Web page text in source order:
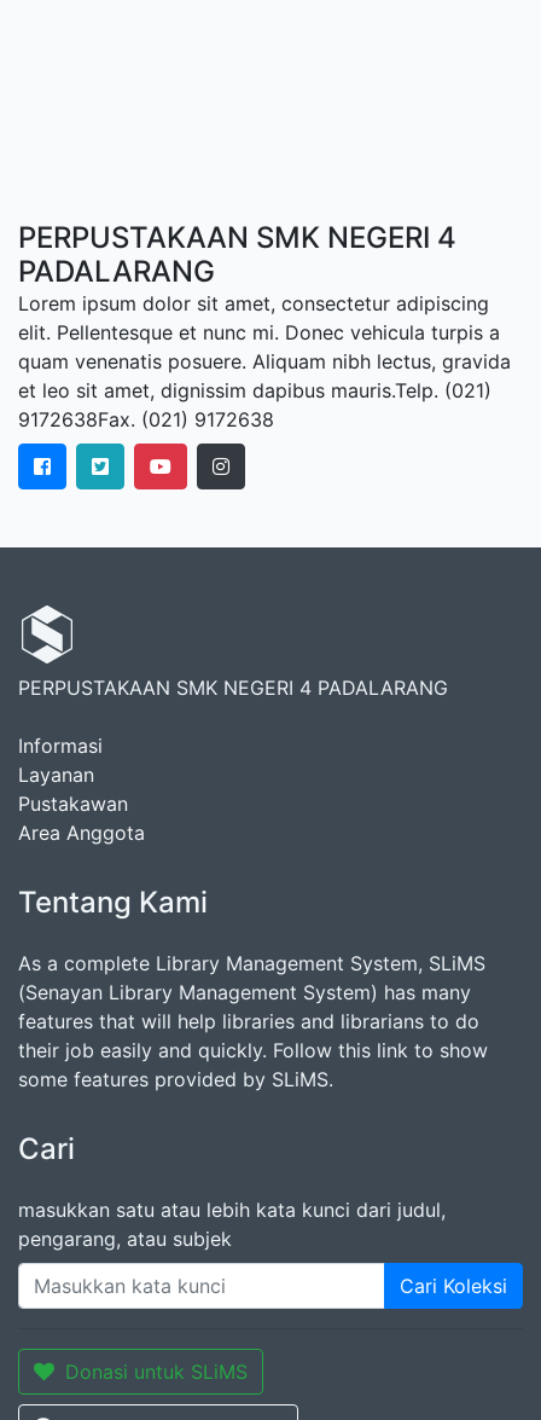
PERPUSTAKAAN SMK NEGERI 4
PADALARANG
Lorem ipsum dolor sit amet, consectetur adipiscing
elit. Pellentesque et nunc mi. Donec vehicula turpis a
quam venenatis posuere. Aliquam nibh lectus, gravida
et leo sit amet, dignissim dapibus mauris.Telp. (021)
9172638Fax. (021) 9172638
PERPUSTAKAAN SMK NEGERI 4 PADALARANG
Informasi
Layanan
Pustakawan
Area Anggota
Tentang Kami
As a complete Library Management System, SLiMS
(Senayan Library Management System) has many
features that will help libraries and librarians to do
their job easily and quickly. Follow this link to show
some features provided by SLiMS.
Cari
masukkan satu atau lebih kata kunci dari judul,
pengarang, atau subjek
Cari Koleksi
Donasi untuk SLiMS